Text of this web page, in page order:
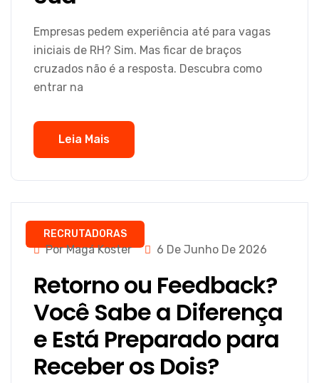
Empresas pedem experiência até para vagas
iniciais de RH? Sim. Mas ficar de braços
cruzados não é a resposta. Descubra como
entrar na
Leia Mais
RECRUTADORAS
Por Magá Koster 6 De Junho De 2026
Retorno ou Feedback?
Você Sabe a Diferença
e Está Preparado para
Receber os Dois?